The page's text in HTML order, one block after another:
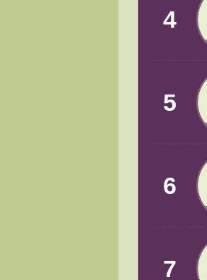
4
5
6
7